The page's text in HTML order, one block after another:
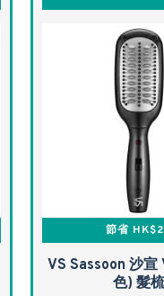
節省
VS Sassoon 沙宣
色) 髮